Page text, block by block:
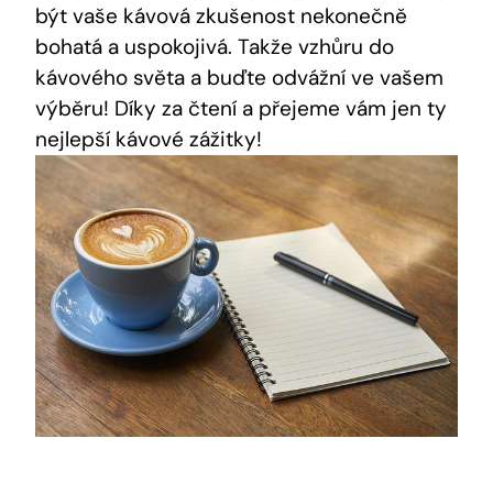
být vaše kávová zkušenost nekonečně
bohatá a uspokojivá. Takže vzhůru do
kávového světa a buďte odvážní ve vašem
výběru! Díky za čtení a přejeme vám jen ty
nejlepší kávové zážitky!